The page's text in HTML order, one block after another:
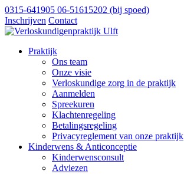
0315-641905 06-51615202 (bij spoed)
Inschrijven Contact
Praktijk
Ons team
Onze visie
Verloskundige zorg in de praktijk
Aanmelden
Spreekuren
Klachtenregeling
Betalingsregeling
Privacyreglement van onze praktijk
Kinderwens & Anticonceptie
Kinderwensconsult
Adviezen